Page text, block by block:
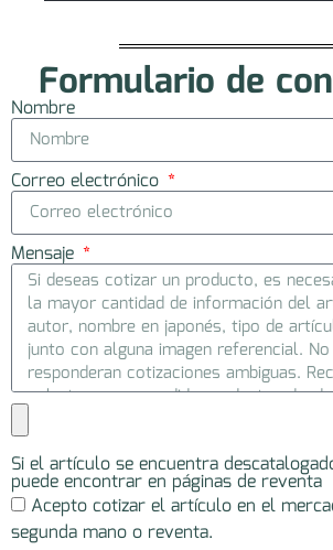
Formulario de
Nombre
Correo electrónico
Mensaje
Si el artículo se encuentra
puede encontrar en páginas de reventa
Acepto cotizar el artículo en el
segunda mano o reventa.